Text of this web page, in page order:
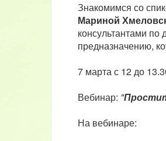
Знакомимся со
Мариной
консультантами по
предназначению,
7 марта с 12 до
Вебинар: "
На вебинаре: